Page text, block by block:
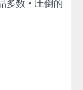
多数・圧倒的